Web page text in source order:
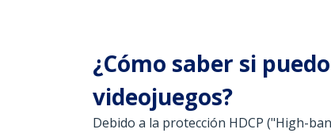
¿Cómo saber si
videojuegos?
Debido a la protección HDCP ("High-